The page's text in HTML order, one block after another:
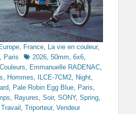
Europe, France, La vie en couleur,
, Paris Tags2026, 50mm, 6x6,
Couleurs, Emmanuelle RADENAC,
, Hommes, ILCE-7CM2, Night,
, Pale Robin Egg Blue, Paris,
, Rayures, Soir, SONY, Spring,
Travail , Triporteur, Vendeur